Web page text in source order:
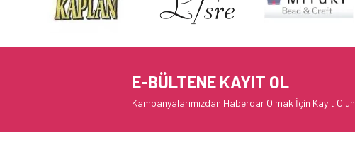
E-BÜLTENE KAYIT OL
Kampanyalarımızdan Haberdar Olmak İçin Kayıt Olun